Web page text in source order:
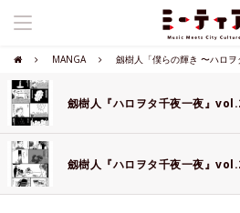
MANGA 劔樹人「僕らの輝き 〜ハロヲ
劔樹人『ハロヲタ千夜一夜』
劔樹人『ハロヲタ千夜一夜』